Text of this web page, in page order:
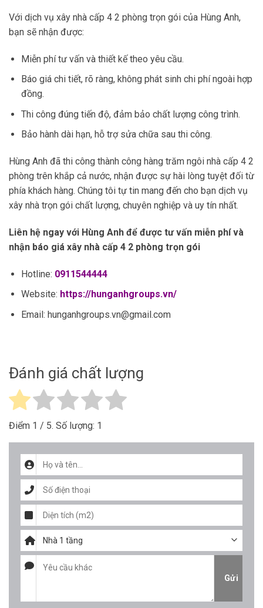
Với dịch vụ xây nhà cấp 4 2 phòng trọn gói của Hùng Anh,
bạn sẽ nhận được:
Miễn phí tư vấn và thiết kế theo yêu cầu.
Báo giá chi tiết, rõ ràng, không phát sinh chi phí ngoài hợp
đồng.
Thi công đúng tiến độ, đảm bảo chất lượng công trình.
Bảo hành dài hạn, hỗ trợ sửa chữa sau thi công.
Hùng Anh đã thi công thành công hàng trăm ngôi nhà cấp 4 2
phòng trên khắp cả nước, nhận được sự hài lòng tuyệt đối từ
phía khách hàng. Chúng tôi tự tin mang đến cho bạn dịch vụ
xây nhà trọn gói chất lượng, chuyên nghiệp và uy tín nhất.
Liên hệ ngay với Hùng Anh để được tư vấn miễn phí và
nhận báo giá xây nhà cấp 4 2 phòng trọn gói
Hotline: 0911544444
Website: https://hunganhgroups.vn/
Email: hunganhgroups.vn@gmail.com
Đánh giá chất lượng
Điểm 1 / 5. Số lượng: 1